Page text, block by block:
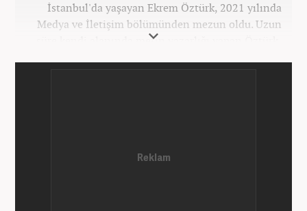
İstanbul'da yaşayan Ekrem Öztürk, 2021 yılında
Medya ve İletişim bölümünden mezun oldu. Uzun
süre kendi alanında metin yazarlığı yapan Öztürk,